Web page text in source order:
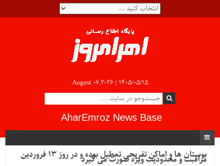
August 06,2026 | ۱۴۰۵/۰۵/۱۵
AharEmroz News Base
بوستان ها و اماکن تفریحی تعطیل بوده و در روز ۱۳ فروردین مراقبت و محدودیت ویژه صورت می گیرد